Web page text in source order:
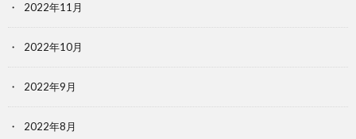
2022年11月
2022年10月
2022年9月
2022年8月